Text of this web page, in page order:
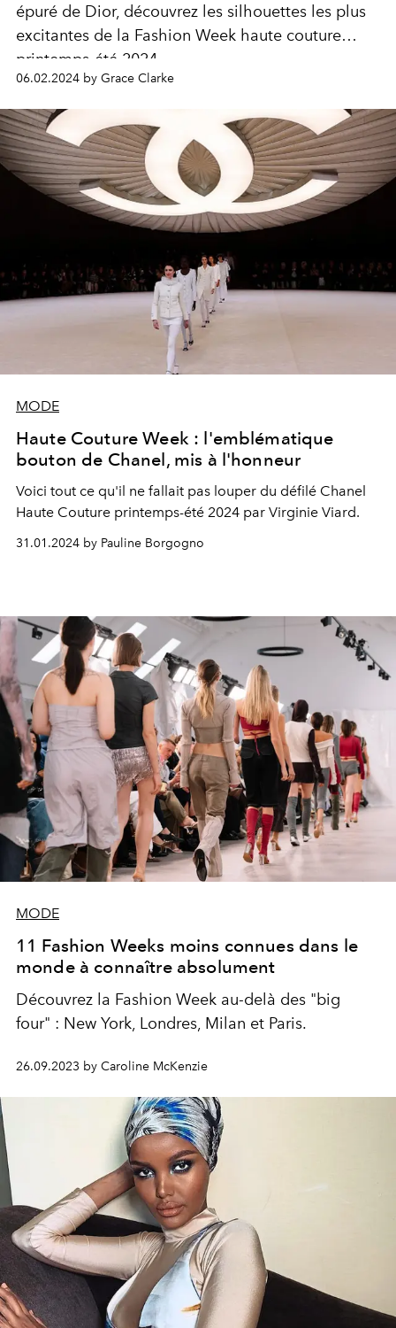
épuré de Dior, découvrez les silhouettes les plus
excitantes de la Fashion Week haute couture
printemps-été 2024.
06.02.2024 by Grace Clarke
MODE
Haute Couture Week : l'emblématique
bouton de Chanel, mis à l'honneur
Voici tout ce qu'il ne fallait pas louper du défilé Chanel
Haute Couture printemps-été 2024 par Virginie Viard.
31.01.2024 by Pauline Borgogno
MODE
11 Fashion Weeks moins connues dans le
monde à connaître absolument
Découvrez la Fashion Week au-delà des "big
four" : New York, Londres, Milan et Paris.
26.09.2023 by Caroline McKenzie